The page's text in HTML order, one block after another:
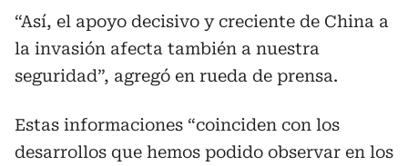
“Así, el apoyo decisivo y creciente de China a
la invasión afecta también a nuestra
seguridad”, agregó en rueda de prensa.
Estas informaciones “coinciden con los
desarrollos que hemos podido observar en los